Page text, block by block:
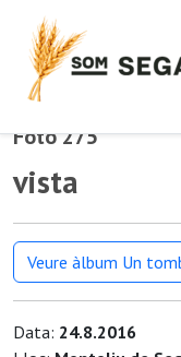
Foto 275
vista
Veure àlbum Un
Data: 24.8.2016